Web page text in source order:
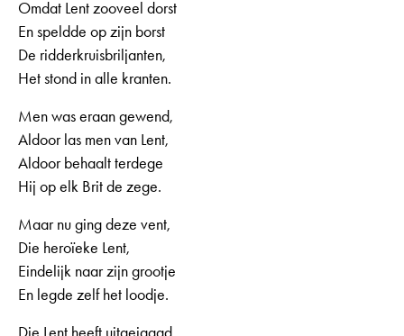
Omdat Lent zooveel dorst
En speldde op zijn borst
De ridderkruisbriljanten,
Het stond in alle kranten.
Men was eraan gewend,
Aldoor las men van Lent,
Aldoor behaalt terdege
Hij op elk Brit de zege.
Maar nu ging deze vent,
Die heroïeke Lent,
Eindelijk naar zijn grootje
En legde zelf het loodje.